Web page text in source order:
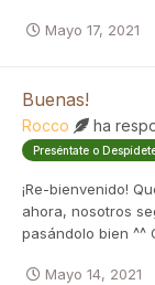
Mayo 17, 2021
Buenas!
Rocco ha
Preséntate o
¡Re-bienvenido!
ahora, nosotros
pasándolo bien ^^
Mayo 14, 2021